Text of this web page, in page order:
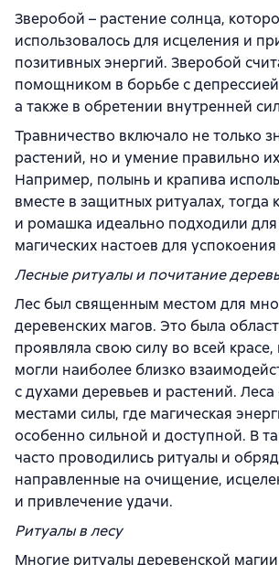
Зверобой – растение солнца,
использовалось для исцеления и
позитивных энергий. Зверобой
помощником в борьбе с
а также в обретении внутренней
Травничество включало не только
растений, но и умение правильно
Например, полынь и крапива
вместе в защитных ритуалах, тогда
и ромашка идеально подходили
магических настоев для
Лесные ритуалы и почитание
Лес был священным местом для
деревенских магов. Это была
проявляла свою силу во всей красе,
могли наиболее близко
с духами деревьев и растений. Леса
местами силы, где магическая
особенно сильной и доступной. В
часто проводились ритуалы и
направленные на очищение,
и привлечение удачи.
Ритуалы в лесу
Многие ритуалы деревенской